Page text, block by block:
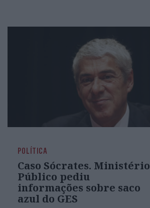
POLÍTICA
Caso Sócrates. Ministério
Público pediu
informações sobre saco
azul do GES